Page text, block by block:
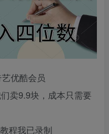
优酷会员
卖9.9块，成本只需要
程我已录制